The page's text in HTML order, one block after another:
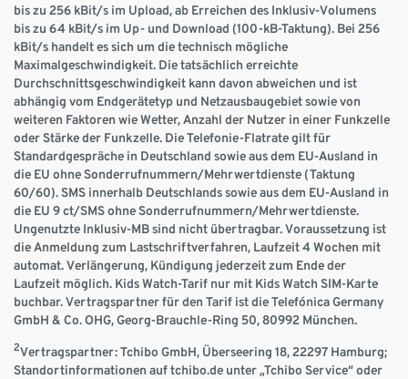
bis zu 256 kBit/s im Upload, ab Erreichen des Inklusiv-Volumens
bis zu 64 kBit/s im Up- und Download (100-kB-Taktung). Bei 256
kBit/s handelt es sich um die technisch mögliche
Maximalgeschwindigkeit. Die tatsächlich erreichte
Durchschnittsgeschwindigkeit kann davon abweichen und ist
abhängig vom Endgerätetyp und Netzausbaugebiet sowie von
weiteren Faktoren wie Wetter, Anzahl der Nutzer in einer Funkzelle
oder Stärke der Funkzelle. Die Telefonie-Flatrate gilt für
Standardgespräche in Deutschland sowie aus dem EU-Ausland in
die EU ohne Sonderrufnummern/Mehrwertdienste (Taktung
60/60). SMS innerhalb Deutschlands sowie aus dem EU-Ausland in
die EU 9 ct/SMS ohne Sonderrufnummern/Mehrwertdienste.
Ungenutzte Inklusiv-MB sind nicht übertragbar. Voraussetzung ist
die Anmeldung zum Lastschriftverfahren, Laufzeit 4 Wochen mit
automat. Verlängerung, Kündigung jederzeit zum Ende der
Laufzeit möglich. Kids Watch-Tarif nur mit Kids Watch SIM-Karte
buchbar. Vertragspartner für den Tarif ist die Telefónica Germany
GmbH & Co. OHG, Georg-Brauchle-Ring 50, 80992 München.
2Vertragspartner: Tchibo GmbH, Überseering 18, 22297 Hamburg;
Standortinformationen auf tchibo.de unter „Tchibo Service“ oder